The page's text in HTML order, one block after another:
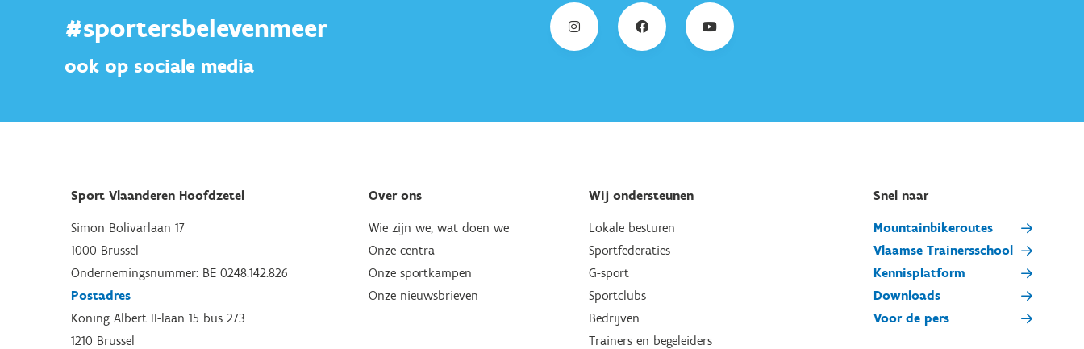
#sportersbelevenmeer
ook op sociale media
Sport Vlaanderen Hoofdzetel
Simon Bolivarlaan 17
1000 Brussel
Ondernemingsnummer: BE 0248.142.826
Postadres
Koning Albert II-laan 15 bus 273
1210 Brussel
Over ons
Wie zijn we, wat doen we
Onze centra
Onze sportkampen
Onze nieuwsbrieven
Wij ondersteunen
Lokale besturen
Sportfederaties
G-sport
Sportclubs
Bedrijven
Trainers en begeleiders
Snel naar
Mountainbikeroutes
Vlaamse Trainersschool
Kennisplatform
Downloads
Voor de pers